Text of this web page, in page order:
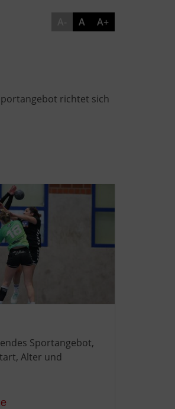
A A+
richtet sich
Sportangebot,
Alter und